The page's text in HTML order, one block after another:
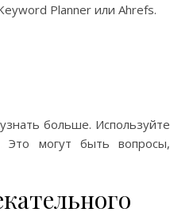
Planner или Ahrefs.
больше. Используйте
Это могут быть вопросы,